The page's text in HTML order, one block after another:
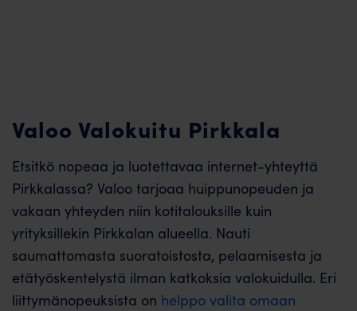
Valoo Valokuitu Pirkkala
Etsitkö nopeaa ja luotettavaa internet-yhteyttä
Pirkkalassa? Valoo tarjoaa huippunopeuden ja
vakaan yhteyden niin kotitalouksille kuin
yrityksillekin Pirkkalan alueella. Nauti
saumattomasta suoratoistosta, pelaamisesta ja
etätyöskentelystä ilman katkoksia valokuidulla. Eri
liittymänopeuksista on helppo valita omaan